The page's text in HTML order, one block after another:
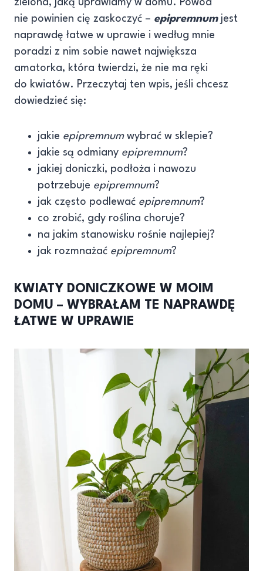
zielona, jaką uprawiamy w domu. Powód
nie powinien cię zaskoczyć – epipremnumjest
naprawdę łatwe w uprawie i według mnie
poradzi z nim sobie nawet największa
amatorka, która twierdzi, że nie ma ręki
do kwiatów. Przeczytaj ten wpis, jeśli chcesz
dowiedzieć się:
jakie epipremnumwybrać w sklepie?
jakie są odmiany epipremnum?
jakiej doniczki, podłoża i nawozu
potrzebuje epipremnum?
jak często podlewać epipremnum?
co zrobić, gdy roślina choruje?
na jakim stanowisku rośnie najlepiej?
jak rozmnażać epipremnum?
KWIATY DONICZKOWE W MOIM
DOMU – WYBRAŁAM TE NAPRAWDĘ
ŁATWE W UPRAWIE